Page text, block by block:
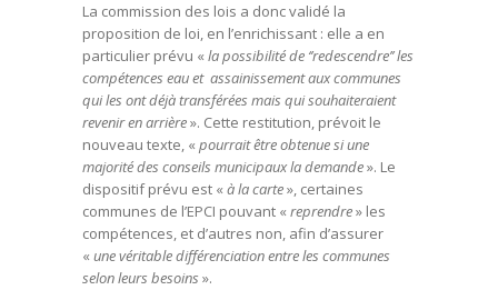
La commission des lois a donc validé la
proposition de loi, en l’enrichissant : elle a en
particulier prévu « la possibilité de ‘’redescendre’’ les
compétences eau et assainissement aux communes
qui les ont déjà transférées mais qui souhaiteraient
revenir en arrière». Cette restitution, prévoit le
nouveau texte, « pourrait être obtenue si une
majorité des conseils municipaux la demande». Le
dispositif prévu est « à la carte», certaines
communes de l’EPCI pouvant « reprendre» les
compétences, et d’autres non, afin d’assurer
« une véritable différenciation entre les communes
selon leurs besoins ».